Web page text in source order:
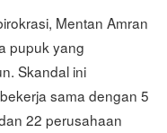
Mentan Amran
pupuk yang
Skandal ini
sama dengan 5
22 perusahaan